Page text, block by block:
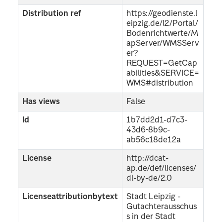
Distribution ref
https://geodienste.l
eipzig.de/l2/Portal/
Bodenrichtwerte/M
apServer/WMSServ
er?
REQUEST=GetCap
abilities&SERVICE=
WMS#distribution
Has views False
Id
1b7dd2d1-d7c3-
43d6-8b9c-
ab56c18de12a
License
http://dcat-
ap.de/def/licenses/
dl-by-de/2.0
Licenseattributionbytext
Stadt Leipzig -
Gutachterausschus
s in der Stadt